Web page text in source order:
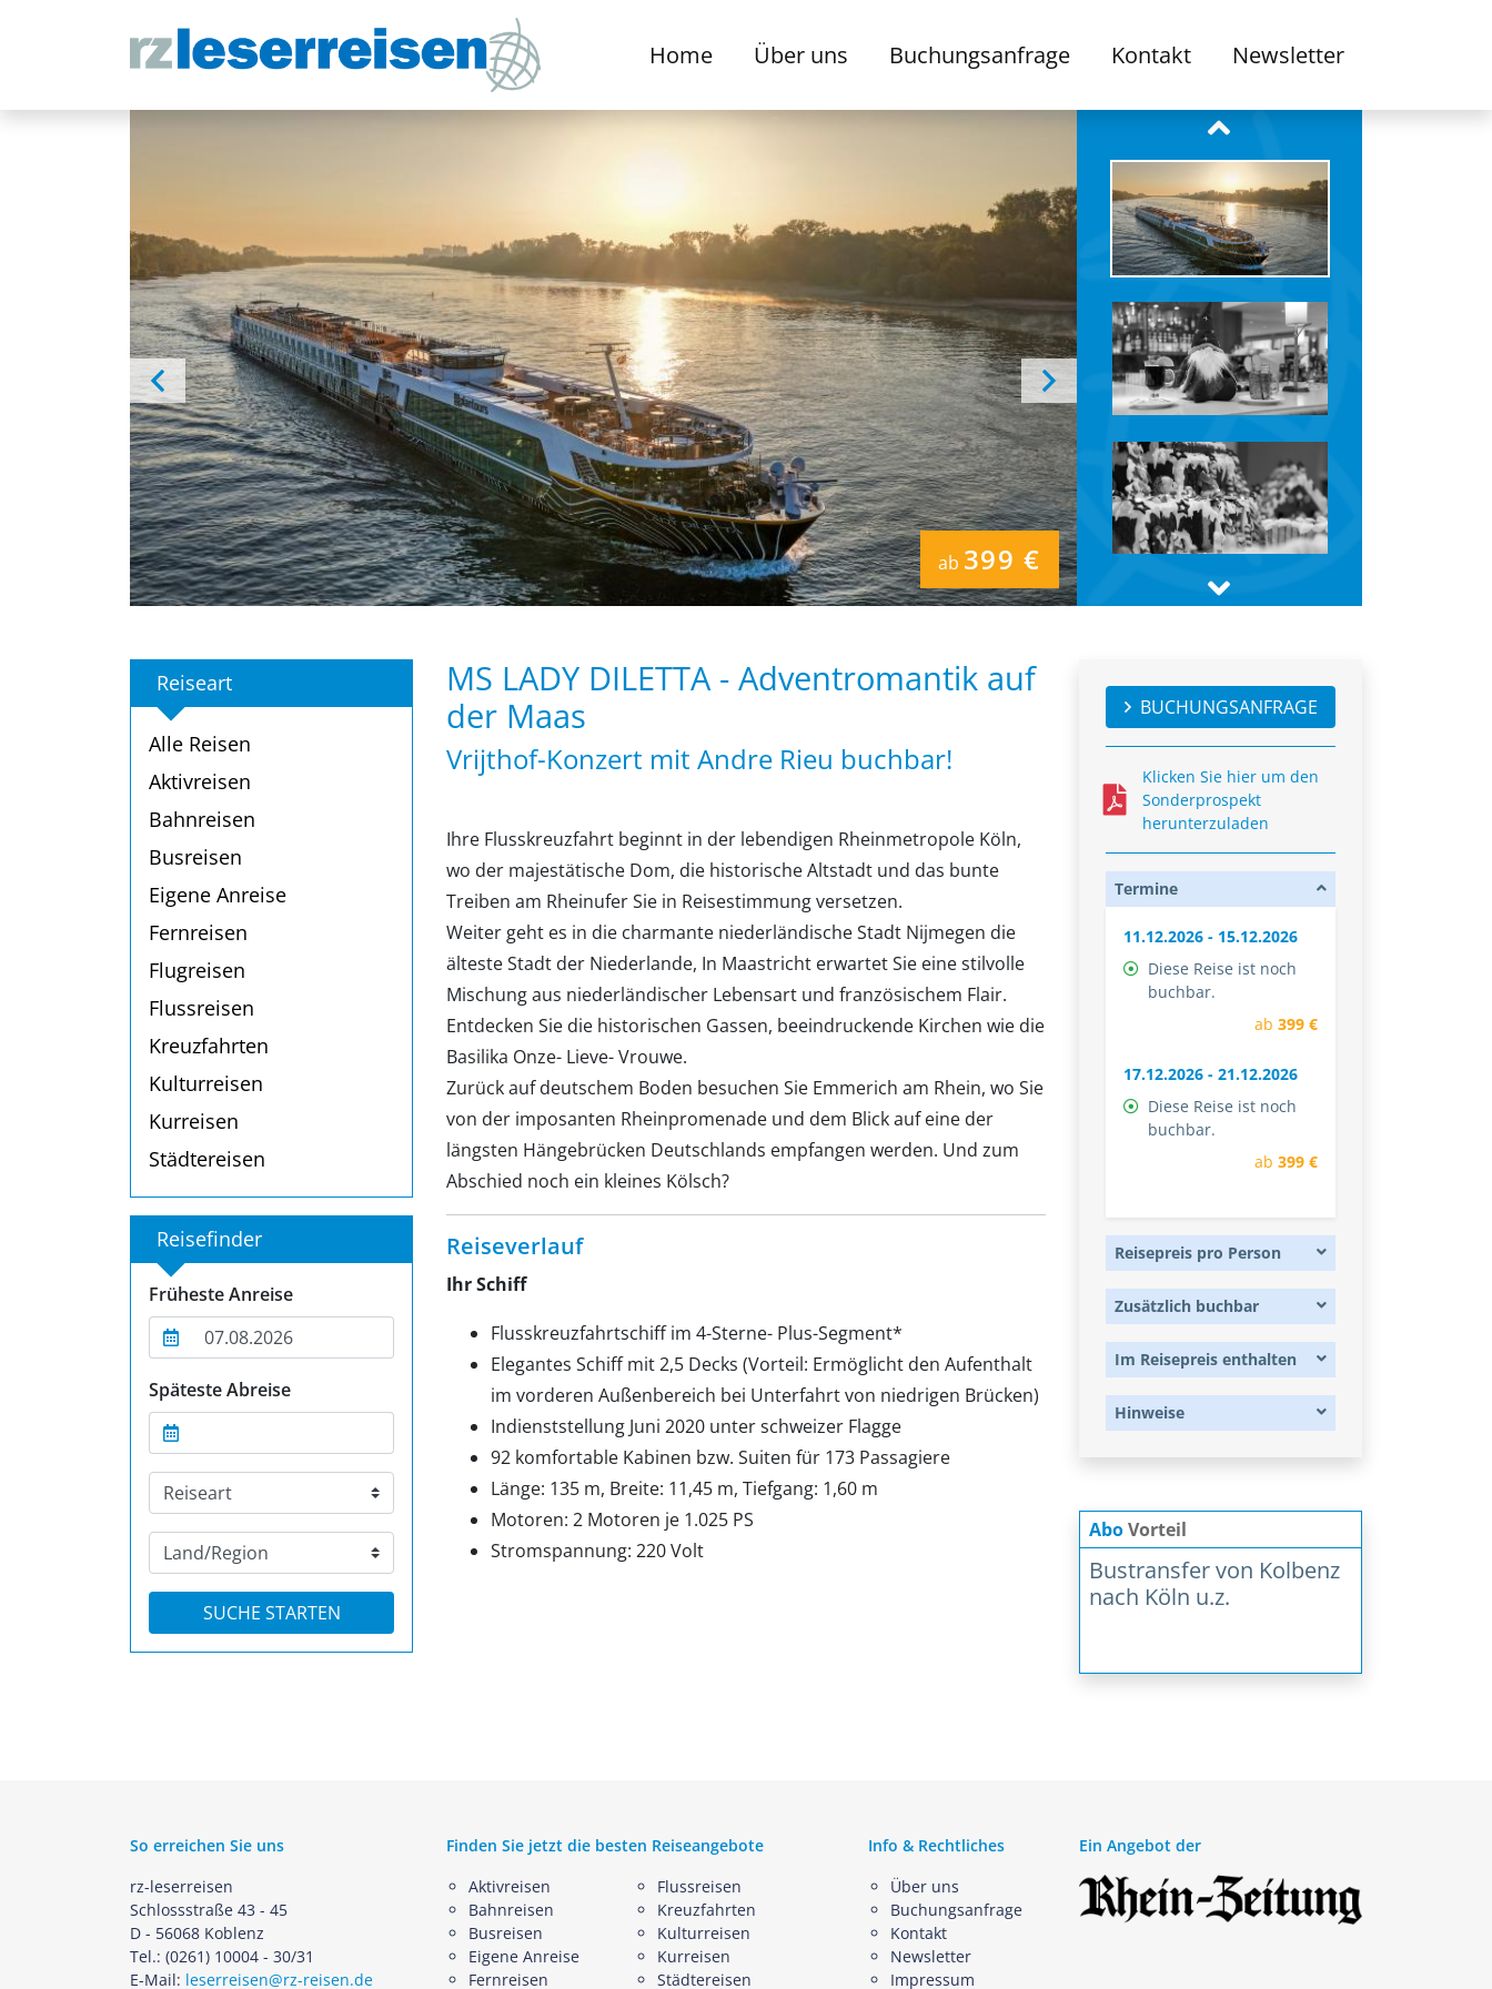
Home Über uns Buchungsanfrage Kontakt Newsletter
ab 399 €
MS LADY DILETTA - Adventromantik auf
der Maas
Vrijthof-Konzert mit Andre Rieu buchbar!
Ihre Flusskreuzfahrt beginnt in der lebendigen Rheinmetropole Köln,
wo der majestätische Dom, die historische Altstadt und das bunte
Treiben am Rheinufer Sie in Reisestimmung versetzen.
Weiter geht es in die charmante niederländische Stadt Nijmegen die
älteste Stadt der Niederlande, In Maastricht erwartet Sie eine stilvolle
Mischung aus niederländischer Lebensart und französischem Flair.
Entdecken Sie die historischen Gassen, beeindruckende Kirchen wie die
Basilika Onze- Lieve- Vrouwe.
Zurück auf deutschem Boden besuchen Sie Emmerich am Rhein, wo Sie
von der imposanten Rheinpromenade und dem Blick auf eine der
längsten Hängebrücken Deutschlands empfangen werden. Und zum
Abschied noch ein kleines Kölsch?
Reiseverlauf
Ihr Schiff
Flusskreuzfahrtschiff im 4-Sterne- Plus-Segment*
Elegantes Schiff mit 2,5 Decks (Vorteil: Ermöglicht den Aufenthalt
im vorderen Außenbereich bei Unterfahrt von niedrigen Brücken)
Indienststellung Juni 2020 unter schweizer Flagge
92 komfortable Kabinen bzw. Suiten für 173 Passagiere
Länge: 135 m, Breite: 11,45 m, Tiefgang: 1,60 m
Motoren: 2 Motoren je 1.025 PS
Stromspannung: 220 Volt
BUCHUNGSANFRAGE
Klicken Sie hier um den
Sonderprospekt
herunterzuladen
Termine
11.12.2026 - 15.12.2026
Diese Reise ist noch
buchbar.
ab 399 €
17.12.2026 - 21.12.2026
Diese Reise ist noch
buchbar.
ab 399 €
Reisepreis pro Person
Zusätzlich buchbar
Im Reisepreis enthalten
Hinweise
AboVorteil
Bustransfer von Kolbenz
nach Köln u.z.
Reiseart
Alle Reisen
Aktivreisen
Bahnreisen
Busreisen
Eigene Anreise
Fernreisen
Flugreisen
Flussreisen
Kreuzfahrten
Kulturreisen
Kurreisen
Städtereisen
Reisefinder
Früheste Anreise
Späteste Abreise
So erreichen Sie uns
rz-leserreisen
Schlossstraße 43 - 45
D - 56068 Koblenz
Tel.: (0261) 10004 - 30/31
E-Mail: leserreisen@rz-reisen.de
Finden Sie jetzt die besten Reiseangebote
Aktivreisen
Bahnreisen
Busreisen
Eigene Anreise
Fernreisen
Flussreisen
Kreuzfahrten
Kulturreisen
Kurreisen
Städtereisen
Info & Rechtliches
Über uns
Buchungsanfrage
Kontakt
Newsletter
Impressum
Ein Angebot der